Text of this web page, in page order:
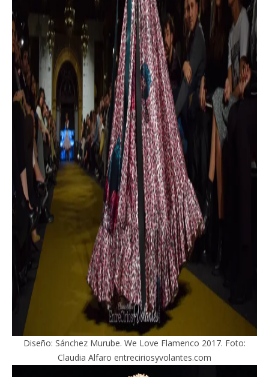
Diseño: Sánchez Murube. We Love Flamenco 2017. Foto:
Claudia Alfaro entreciriosyvolantes.com